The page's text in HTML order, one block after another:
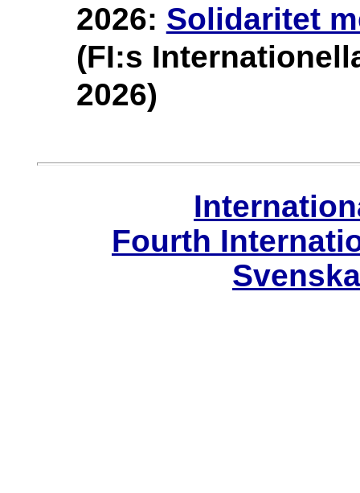
2026: Solidaritet
(FI:s
2026)
Fourth